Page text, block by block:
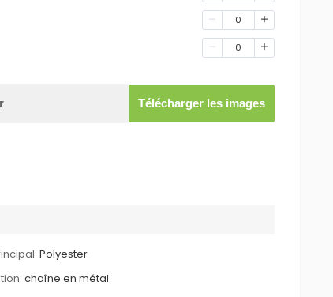
0
0
Télécharger les images
Polyester
chaîne en métal